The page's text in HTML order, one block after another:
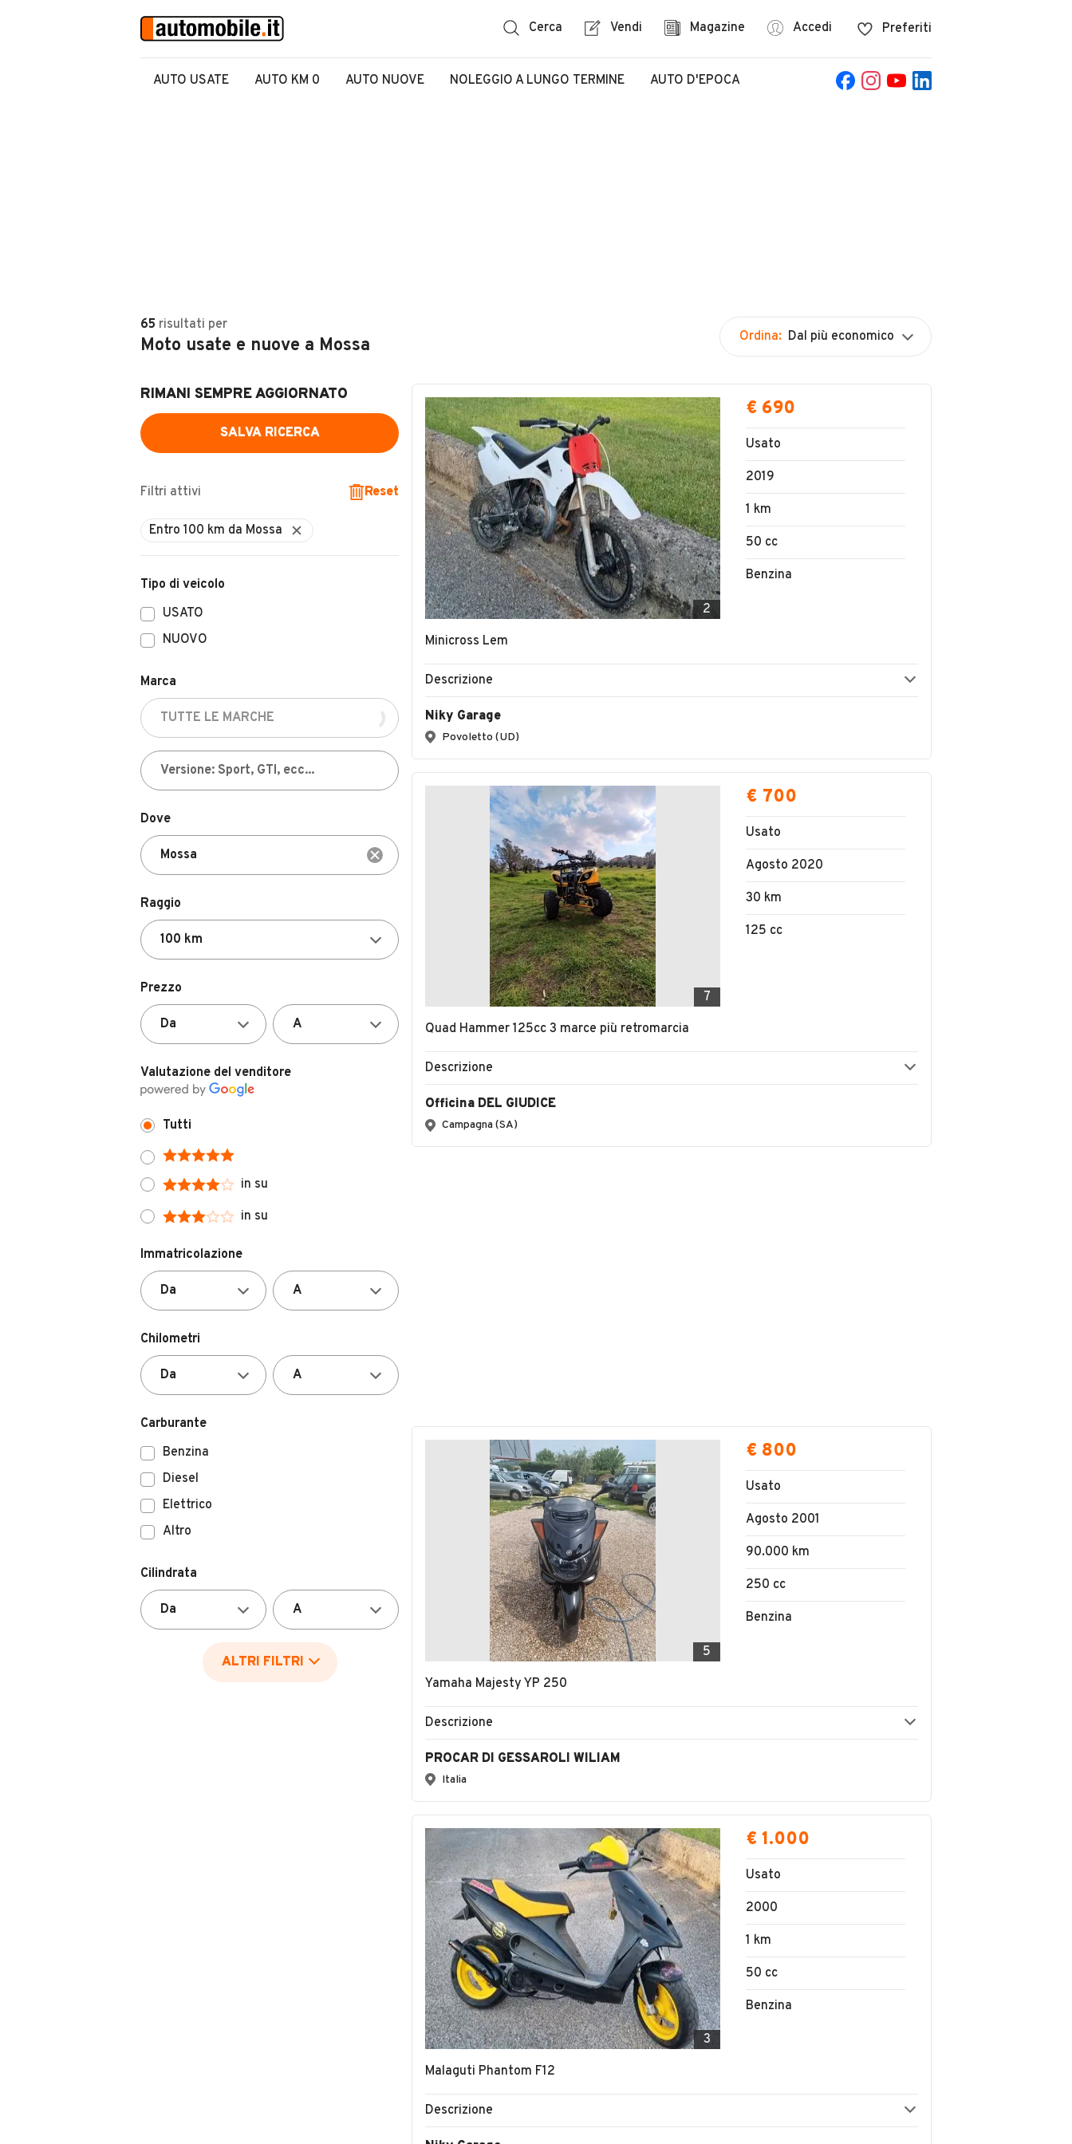
Cerca Vendi Magazine Accedi Preferiti
AUTO USATE AUTO KM 0 AUTO NUOVE NOLEGGIO A LUNGO TERMINE AUTO D'EPOCA
65 risultati per
Moto usate e nuove a Mossa Ordina: Dal più economico
RIMANI SEMPRE AGGIORNATO
SALVA RICERCA
Filtri attivi Reset
Entro 100 km da Mossa
Tipo di veicolo
USATO
NUOVO
Marca
Dove
Raggio
Prezzo
Valutazione del venditore
Tutti
in su
in su
Immatricolazione
Chilometri
Carburante
Benzina
Diesel
Elettrico
Altro
Cilindrata
ALTRI FILTRI